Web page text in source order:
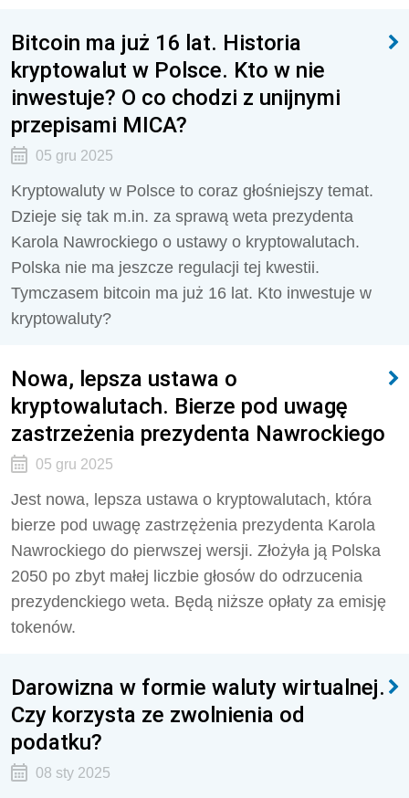
Bitcoin ma już 16 lat. Historia
kryptowalut w Polsce. Kto w nie
inwestuje? O co chodzi z unijnymi
przepisami MICA?
05 gru 2025
Kryptowaluty w Polsce to coraz głośniejszy temat.
Dzieje się tak m.in. za sprawą weta prezydenta
Karola Nawrockiego o ustawy o kryptowalutach.
Polska nie ma jeszcze regulacji tej kwestii.
Tymczasem bitcoin ma już 16 lat. Kto inwestuje w
kryptowaluty?
Nowa, lepsza ustawa o
kryptowalutach. Bierze pod uwagę
zastrzeżenia prezydenta Nawrockiego
05 gru 2025
Jest nowa, lepsza ustawa o kryptowalutach, która
bierze pod uwagę zastrzężenia prezydenta Karola
Nawrockiego do pierwszej wersji. Złożyła ją Polska
2050 po zbyt małej liczbie głosów do odrzucenia
prezydenckiego weta. Będą niższe opłaty za emisję
tokenów.
Darowizna w formie waluty wirtualnej.
Czy korzysta ze zwolnienia od
podatku?
08 sty 2025